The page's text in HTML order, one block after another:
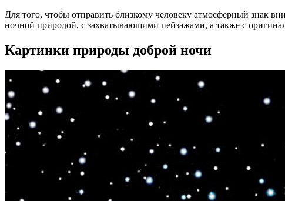
Для того, чтобы отправить близкому человеку атмосферный знак
ночной природой, с захватывающими пейзажами, а также с
Картинки природы доброй ночи